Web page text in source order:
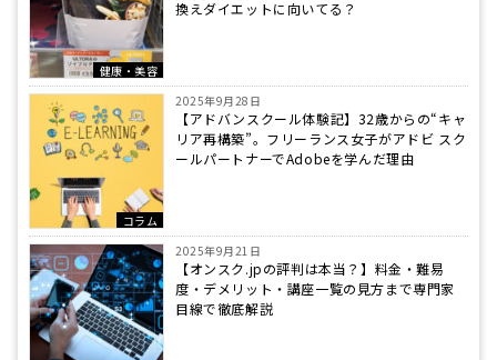
健康・美容
換えダイエットに向いてる？
コラム
2025年9月28日
【アドバンスクール体験記】32歳からの“キャ
リア再構築”。フリーランス女子がアドビ スク
ールパートナーでAdobeを学んだ理由
2025年9月21日
【オンスク.jpの評判は本当？】料金・難易
度・デメリット・講座一覧の見方まで専門家
目線で徹底解説